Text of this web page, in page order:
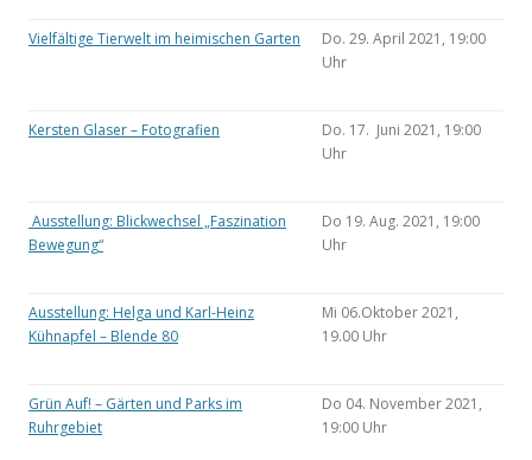
Vielfältige Tierwelt im heimischen Garten
Do. 29. April 2021, 19:00
Uhr
Kersten Glaser – Fotografien
Do. 17. Juni 2021, 19:00
Uhr
Ausstellung: Blickwechsel „Faszination
Bewegung“
Do 19. Aug. 2021, 19:00
Uhr
Ausstellung: Helga und Karl-Heinz
Kühnapfel – Blende 80
Mi 06.Oktober 2021,
19.00 Uhr
Grün Auf! – Gärten und Parks im
Ruhrgebiet
Do 04. November 2021,
19:00 Uhr